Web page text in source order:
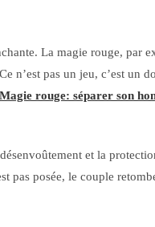
La magie rouge, par
n’est pas un jeu, c’est un
Magie rouge: séparer son
et la
pas posée, le couple